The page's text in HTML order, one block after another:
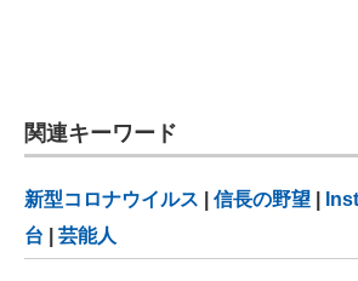
関連キーワード
新型コロナウイルス 信長の野望
台
芸能人